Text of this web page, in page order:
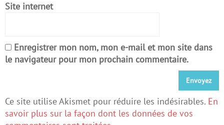
Site internet
Enregistrer mon nom, mon e-mail et mon site dans
le navigateur pour mon prochain commentaire.
Ce site utilise Akismet pour réduire les indésirables. En
savoir plus sur la façon dont les données de vos